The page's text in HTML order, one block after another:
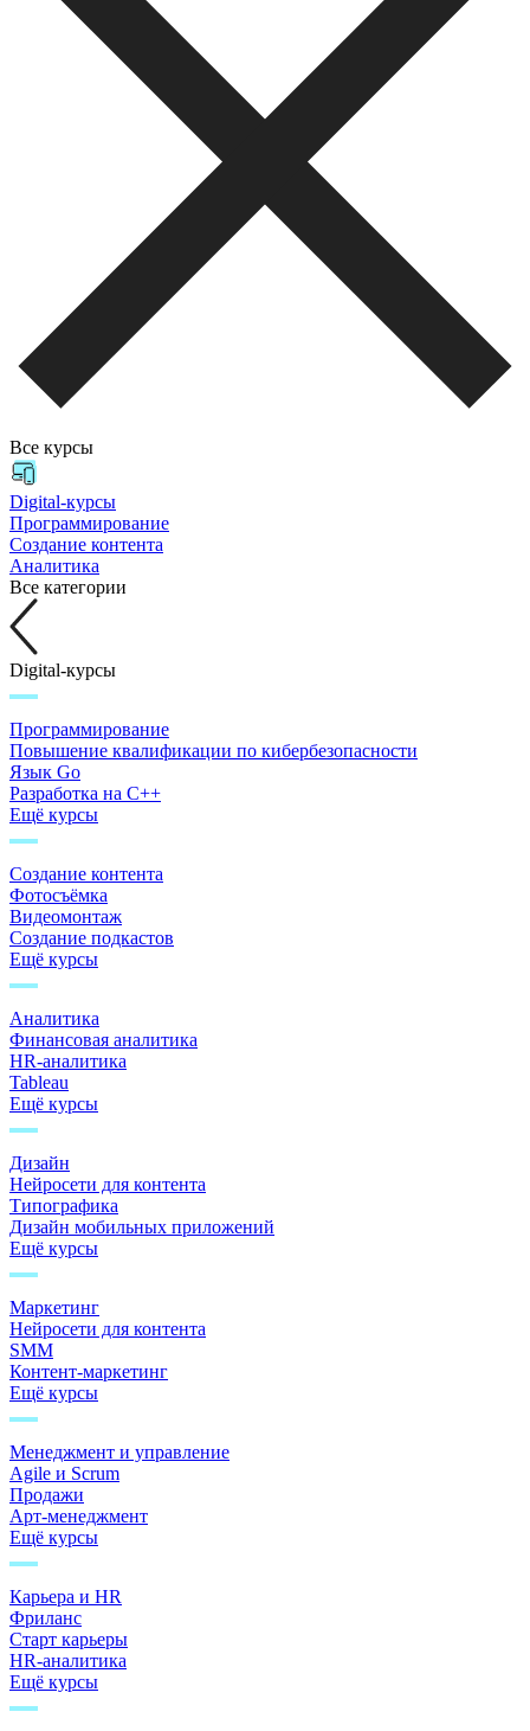
Все курсы
Digital-курсы
Программирование
Создание контента
Аналитика
Все категории
Digital-курсы
Программирование
Повышение квалификации по кибербезопасности
Язык Go
Разработка на C++
Ещё курсы
Создание контента
Фотосъёмка
Видеомонтаж
Создание подкастов
Ещё курсы
Аналитика
Финансовая аналитика
HR-аналитика
Tableau
Ещё курсы
Дизайн
Нейросети для контента
Типографика
Дизайн мобильных приложений
Ещё курсы
Маркетинг
Нейросети для контента
SMM
Контент-маркетинг
Ещё курсы
Менеджмент и управление
Agile и Scrum
Продажи
Арт-менеджмент
Ещё курсы
Карьера и HR
Фриланс
Старт карьеры
HR-аналитика
Ещё курсы